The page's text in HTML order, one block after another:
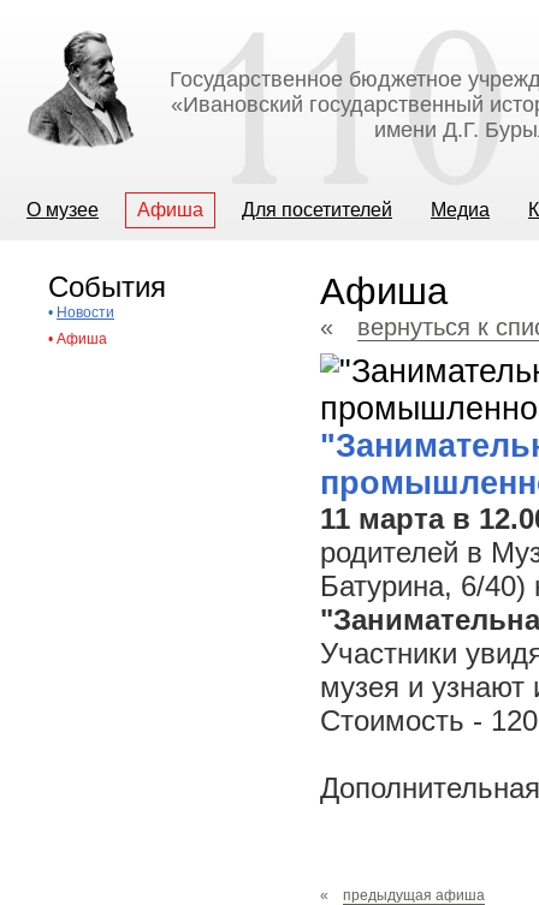
Государственное бюджетное
«Ивановский государственный
имени Д.Г.
О музее Афиша Для посетителей Медиа
События
• Новости
• Афиша
Афиша
« вернуться к
11 марта в
родителей в
Батурина, 6/40)
Участники
музея и узнают
Стоимость -
« предыдущая афиша